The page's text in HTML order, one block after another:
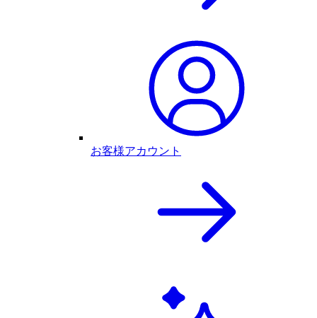
お客様アカウント